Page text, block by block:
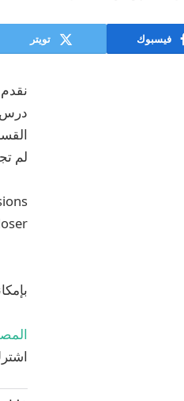
فيسبوك تويتر
درس
لم